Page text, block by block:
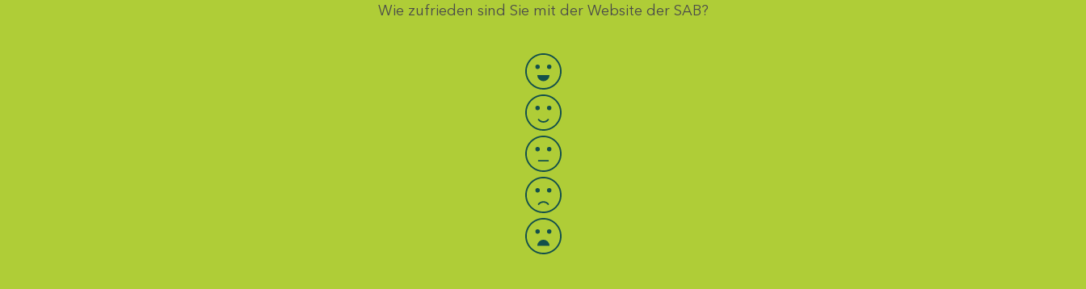
Wie zufrieden sind Sie mit der Website der SAB?
Bewertung auswählen